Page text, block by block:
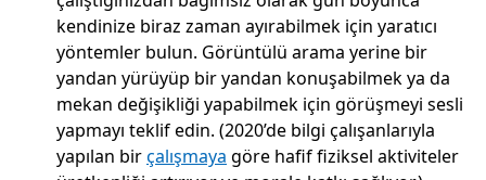
kendinize biraz zaman ayırabilmek için yaratıcı
yöntemler bulun. Görüntülü arama yerine bir
yandan yürüyüp bir yandan konuşabilmek ya da
mekan değişikliği yapabilmek için görüşmeyi sesli
yapmayı teklif edin. (2020’de bilgi çalışanlarıyla
yapılan birçalışmaya göre hafif fiziksel aktiviteler